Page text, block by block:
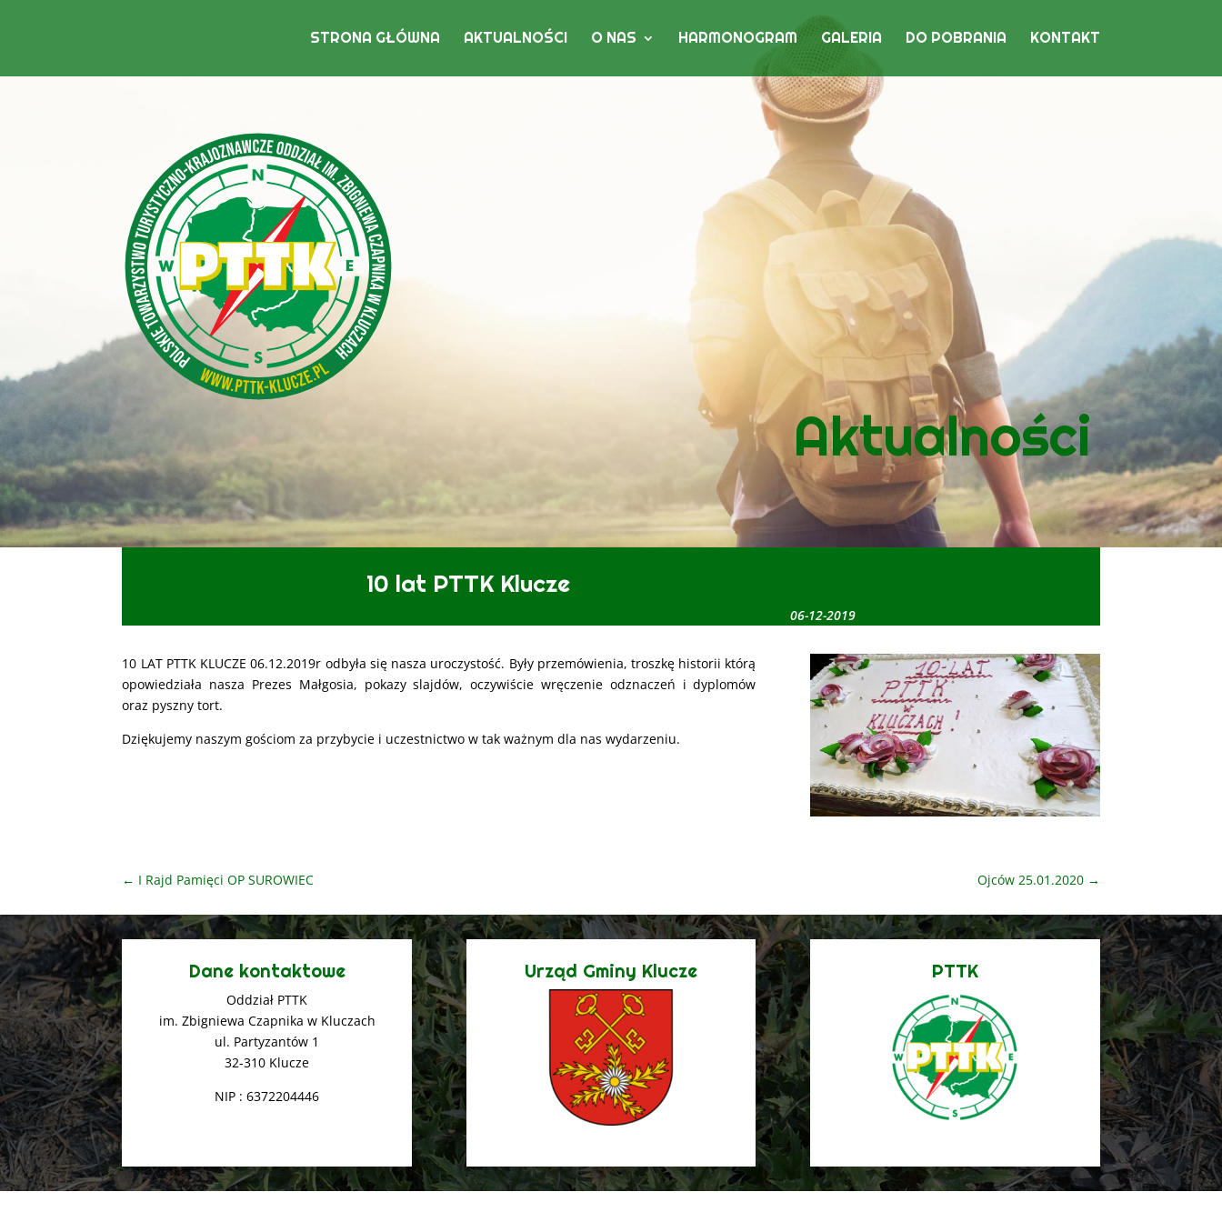
STRONA GŁÓWNA AKTUALNOŚCI O NAS HARMONOGRAM GALERIA DO POBRANIA KONTAKT
Aktualności
10 lat PTTK Klucze
06-12-2019
10 LAT PTTK KLUCZE 06.12.2019r odbyła się nasza uroczystość. Były przemówienia, troszkę historii którą
opowiedziała nasza Prezes Małgosia, pokazy slajdów, oczywiście wręczenie odznaczeń i dyplomów
oraz pyszny tort.
Dziękujemy naszym gościom za przybycie i uczestnictwo w tak ważnym dla nas wydarzeniu.
← I Rajd Pamięci OP SUROWIEC Ojców 25.01.2020→
Dane kontaktowe
Oddział PTTK
im. Zbigniewa Czapnika w Kluczach
ul. Partyzantów 1
32-310 Klucze
NIP : 6372204446
Urząd Gminy Klucze PTTK